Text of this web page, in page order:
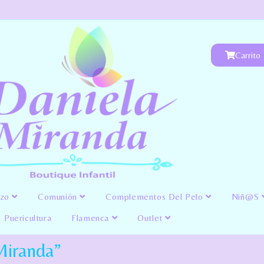
Carrito
Comunión Complementos Del Pelo Niñ@s
Puericultura Flamenca Outlet